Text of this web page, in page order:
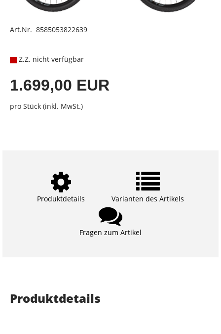
Art.Nr. 8585053822639
Z.Z. nicht verfügbar
1.699,00 EUR
pro Stück (inkl. MwSt.)
Produktdetails Varianten des Artikels
Fragen zum Artikel
Produktdetails